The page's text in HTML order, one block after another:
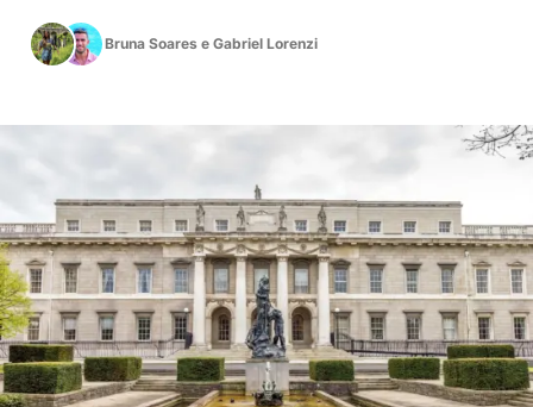
Bruna Soares e Gabriel Lorenzi